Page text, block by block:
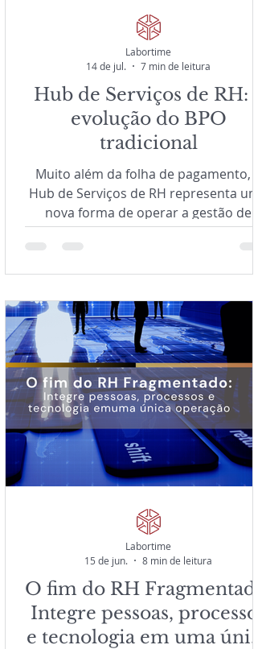
Hub de Serviços de RH: a
evolução do BPO
tradicional
Muito além da folha de pagamento, o
Hub de Serviços de RH representa uma
nova forma de operar a gestão de
pessoas. Conheça como a integração
workflows inteligentes e Inteligência
fortalece a governança e sustenta o
crescimento das organizações.
Labortime
14 de jul.
7 min de leitura
O fim do RH Fragmentado:
Integre pessoas, processos
e tecnologia em uma única
Labortime
15 de jun.
8 min de leitura